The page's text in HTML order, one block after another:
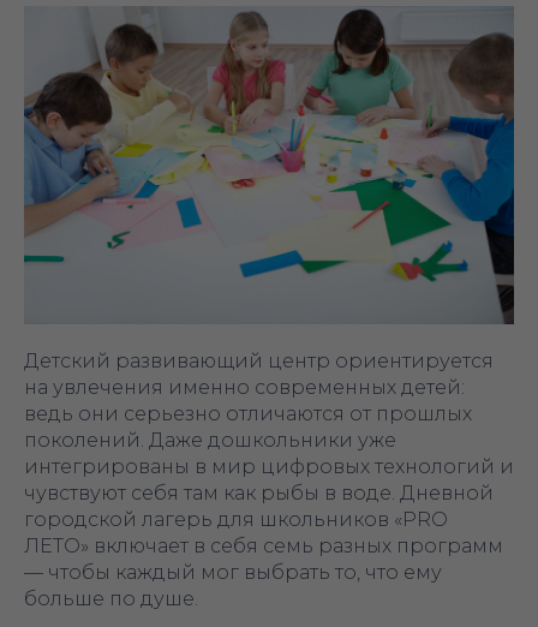
Детский развивающий центр ориентируется
на увлечения именно современных детей:
ведь они серьезно отличаются от прошлых
поколений. Даже дошкольники уже
интегрированы в мир цифровых технологий и
чувствуют себя там как рыбы в воде. Дневной
городской лагерь для школьников «PRO
ЛЕТО» включает в себя семь разных программ
— чтобы каждый мог выбрать то, что ему
больше по душе.